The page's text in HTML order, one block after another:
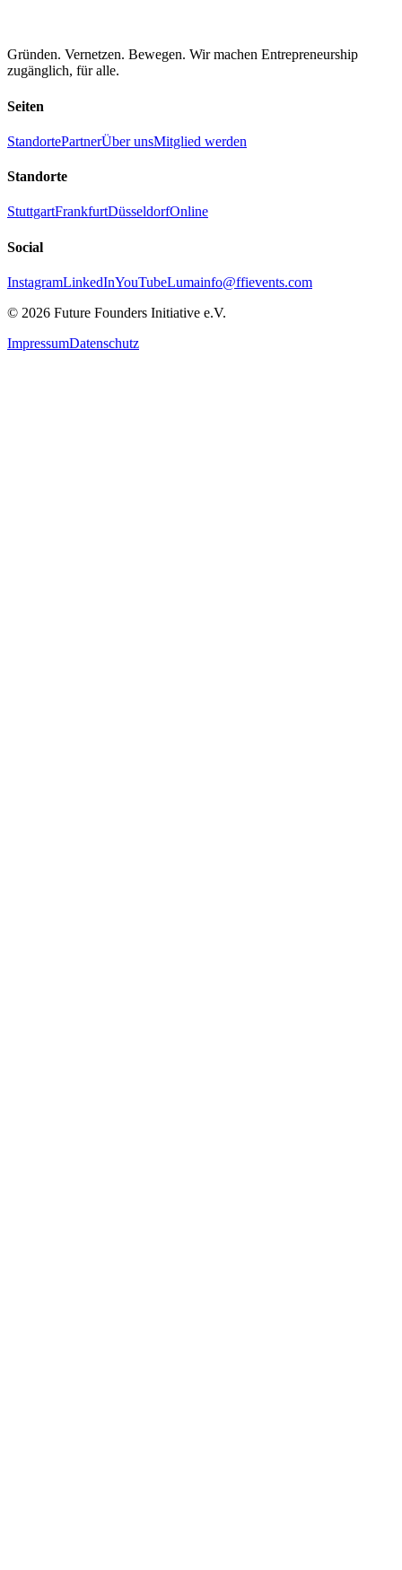
Gründen. Vernetzen. Bewegen. Wir machen Entrepreneurship
zugänglich, für alle.
Seiten
StandortePartnerÜber unsMitglied werden
Standorte
StuttgartFrankfurtDüsseldorfOnline
Social
InstagramLinkedInYouTubeLumainfo@ffievents.com
© 2026 Future Founders Initiative e.V.
ImpressumDatenschutz